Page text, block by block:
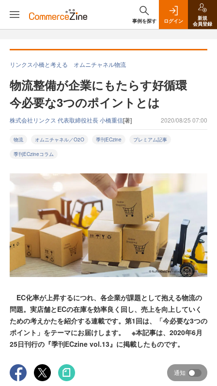
事例を探す ログイン
新規
会員登録
リンクス小橋と考える オムニチャネル物流
物流整備が企業にもたらす好循環
今必要な3つのポイントとは
株式会社リンクス 代表取締役社長 小橋重信[著] 2020/08/25 07:00
物流 オムニチャネル／O2O 季刊ECzine プレミアム記事
季刊ECzineコラム
EC化率が上昇するにつれ、各企業が課題として抱える物流の
問題。実店舗とECの在庫を効率良く回し、売上を向上していく
ための考えかたを紹介する連載です。第1回は、「今必要な3つの
ポイント」をテーマにお届けします。 ※本記事は、2020年6月
25日刊行の『季刊ECzine vol.13』に掲載したものです。
通知